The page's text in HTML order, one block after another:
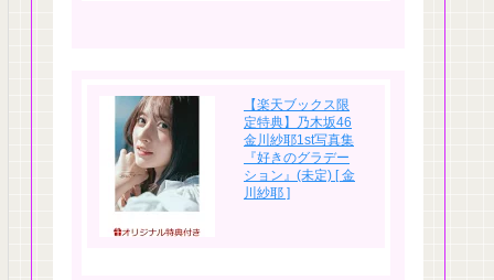
【楽天ブックス限
定特典】乃木坂46
金川紗耶1st写真集
『好きのグラデー
ション』(未定) [ 金
川紗耶 ]